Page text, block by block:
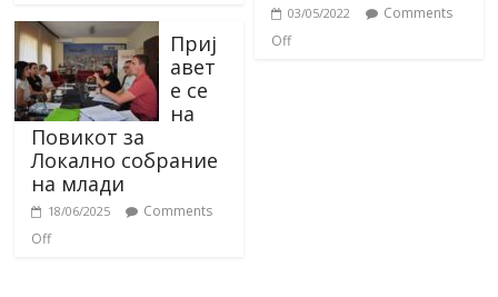
Приј
авет
е се
на
Повикот за
Локално собрание
на млади
18/06/2025
Comments
Off
03/05/2022
Comments
Off